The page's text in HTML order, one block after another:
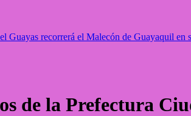
Guayas recorrerá el Malecón de Guayaquil en
de la Prefectura